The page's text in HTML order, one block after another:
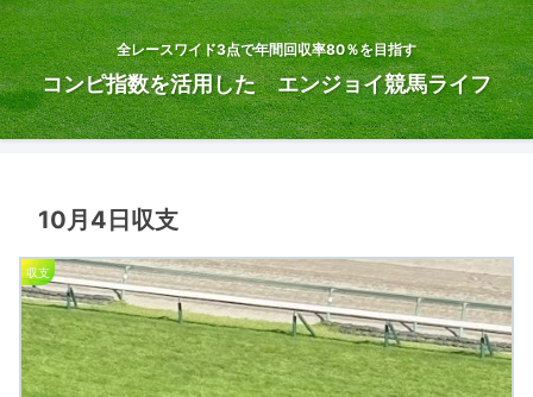
全レースワイド3点で年間回収率80％を目指す
コンピ指数を活用した エンジョイ競馬ライフ
10月4日収支
収支